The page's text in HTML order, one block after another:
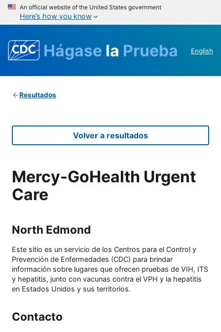
An official website of the United States government
Here’s how you know
Hágase la Prueba English
Resultados
Volver a resultados
Mercy-GoHealth Urgent
Care
North Edmond
Este sitio es un servicio de los Centros para el Control y
Prevención de Enfermedades (CDC) para brindar
información sobre lugares que ofrecen pruebas de VIH, ITS
y hepatitis, junto con vacunas contra el VPH y la hepatitis
en Estados Unidos y sus territorios.
Contacto